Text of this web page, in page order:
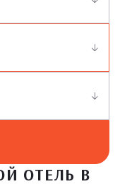
ОТЕЛЬ В